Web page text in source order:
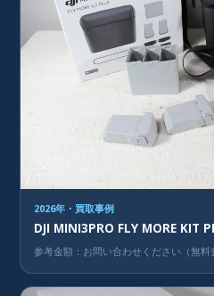
2026年・買取事例
DJI MINI3PRO FLY MORE KIT
参考金額：お問い合わせください（無料